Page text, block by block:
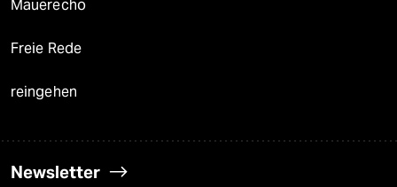
Mauerecho
Freie Rede
reingehen
Newsletter